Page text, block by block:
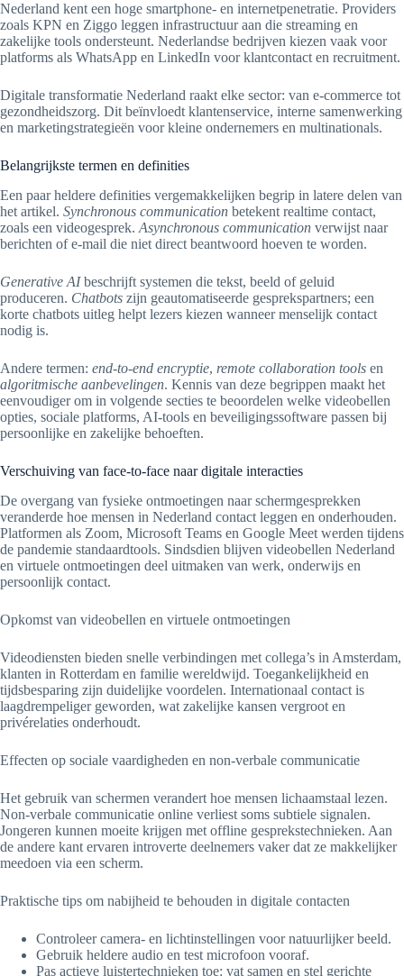
Nederland kent een hoge smartphone- en internetpenetratie. Providers
zoals KPN en Ziggo leggen infrastructuur aan die streaming en
zakelijke tools ondersteunt. Nederlandse bedrijven kiezen vaak voor
platforms als WhatsApp en LinkedIn voor klantcontact en recruitment.
Digitale transformatie Nederland raakt elke sector: van e-commerce tot
gezondheidszorg. Dit beïnvloedt klantenservice, interne samenwerking
en marketingstrategieën voor kleine ondernemers en multinationals.
Belangrijkste termen en definities
Een paar heldere definities vergemakkelijken begrip in latere delen van
het artikel. Synchronous communication betekent realtime contact,
zoals een videogesprek. Asynchronous communication verwijst naar
berichten of e-mail die niet direct beantwoord hoeven te worden.
Generative AIbeschrijft systemen die tekst, beeld of geluid
produceren. Chatbots zijn geautomatiseerde gesprekspartners; een
korte chatbots uitleg helpt lezers kiezen wanneer menselijk contact
nodig is.
Andere termen: end-to-end encryptie, remote collaboration tools en
algoritmische aanbevelingen. Kennis van deze begrippen maakt het
eenvoudiger om in volgende secties te beoordelen welke videobellen
opties, sociale platforms, AI-tools en beveiligingssoftware passen bij
persoonlijke en zakelijke behoeften.
Verschuiving van face-to-face naar digitale interacties
De overgang van fysieke ontmoetingen naar schermgesprekken
veranderde hoe mensen in Nederland contact leggen en onderhouden.
Platformen als Zoom, Microsoft Teams en Google Meet werden tijdens
de pandemie standaardtools. Sindsdien blijven videobellen Nederland
en virtuele ontmoetingen deel uitmaken van werk, onderwijs en
persoonlijk contact.
Opkomst van videobellen en virtuele ontmoetingen
Videodiensten bieden snelle verbindingen met collega’s in Amsterdam,
klanten in Rotterdam en familie wereldwijd. Toegankelijkheid en
tijdsbesparing zijn duidelijke voordelen. Internationaal contact is
laagdrempeliger geworden, wat zakelijke kansen vergroot en
privérelaties onderhoudt.
Effecten op sociale vaardigheden en non-verbale communicatie
Het gebruik van schermen verandert hoe mensen lichaamstaal lezen.
Non-verbale communicatie online verliest soms subtiele signalen.
Jongeren kunnen moeite krijgen met offline gesprekstechnieken. Aan
de andere kant ervaren introverte deelnemers vaker dat ze makkelijker
meedoen via een scherm.
Praktische tips om nabijheid te behouden in digitale contacten
Controleer camera- en lichtinstellingen voor natuurlijker beeld.
Gebruik heldere audio en test microfoon vooraf.
Pas actieve luistertechnieken toe: vat samen en stel gerichte